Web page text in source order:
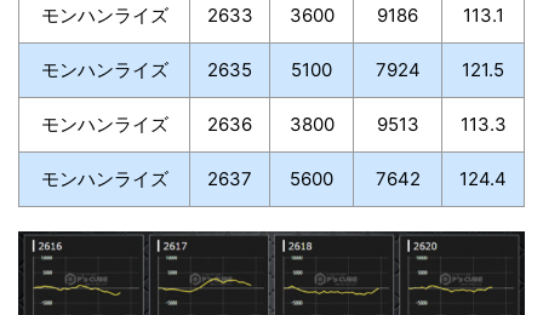
モンハンライズ 2633 3600 9186 113.1
モンハンライズ 2635 5100 7924 121.5
モンハンライズ 2636 3800 9513 113.3
モンハンライズ 2637 5600 7642 124.4